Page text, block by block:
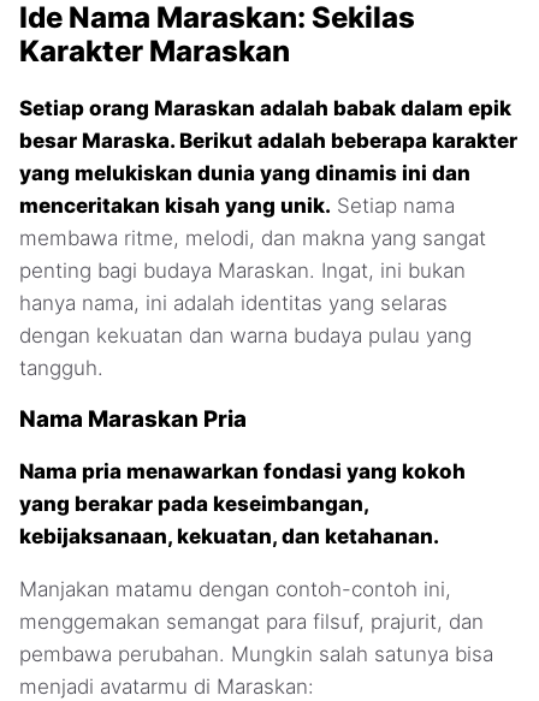
Ide Nama Maraskan: Sekilas
Karakter Maraskan
Setiap orang Maraskan adalah babak dalam epik
besar Maraska. Berikut adalah beberapa karakter
yang melukiskan dunia yang dinamis ini dan
menceritakan kisah yang unik. Setiap nama
membawa ritme, melodi, dan makna yang sangat
penting bagi budaya Maraskan. Ingat, ini bukan
hanya nama, ini adalah identitas yang selaras
dengan kekuatan dan warna budaya pulau yang
tangguh.
Nama Maraskan Pria
Nama pria menawarkan fondasi yang kokoh
yang berakar pada keseimbangan,
kebijaksanaan, kekuatan, dan ketahanan.
Manjakan matamu dengan contoh-contoh ini,
menggemakan semangat para filsuf, prajurit, dan
pembawa perubahan. Mungkin salah satunya bisa
menjadi avatarmu di Maraskan: